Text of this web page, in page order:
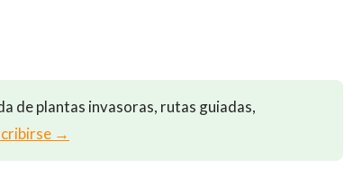
de plantas invasoras, rutas guiadas,
→